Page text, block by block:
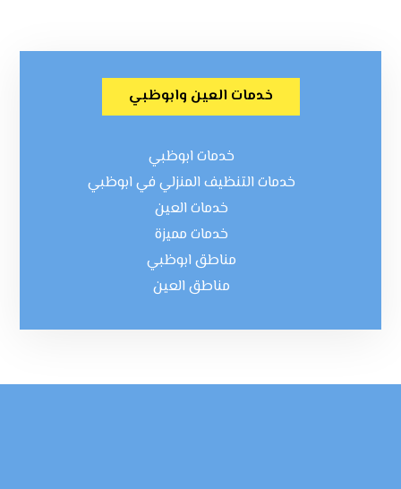
خدمات العين وابوظبي
خدمات ابوظبي
خدمات التنظيف المنزلي في ابوظبي
خدمات العين
خدمات مميزة
مناطق ابوظبي
مناطق العين